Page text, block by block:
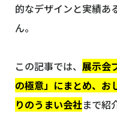
的なデザインと実績あ
ん。
この記事では、 展示会
の極意」にまとめ、お
りのうまい会社まで紹